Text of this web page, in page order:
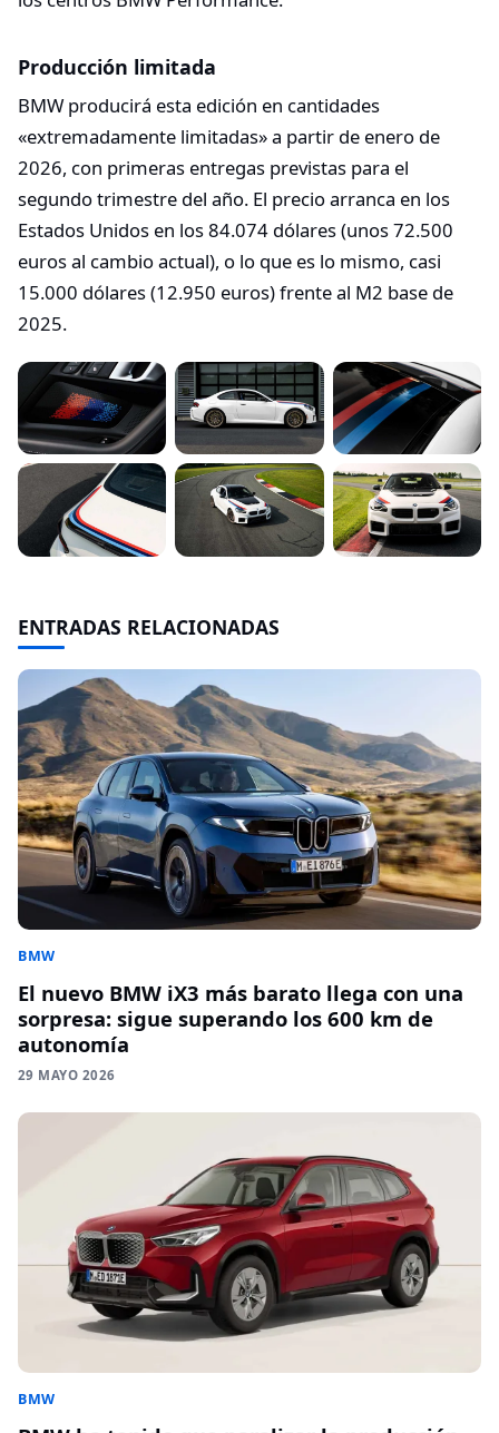
Producción limitada
BMW producirá esta edición en cantidades
«extremadamente limitadas» a partir de enero de
2026, con primeras entregas previstas para el
segundo trimestre del año. El precio arranca en los
Estados Unidos en los 84.074 dólares (unos 72.500
euros al cambio actual), o lo que es lo mismo, casi
15.000 dólares (12.950 euros) frente al M2 base de
2025.
ENTRADAS RELACIONADAS
BMW
El nuevo BMW iX3 más barato llega con una
sorpresa: sigue superando los 600 km de
autonomía
29 MAYO 2026
BMW